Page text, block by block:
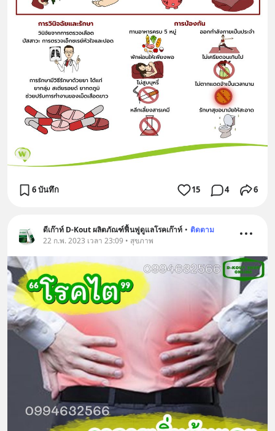
6 บันทึก 15 4 6
ดีเก๊าท์ D-Kout ผลิตภัณฑ์ฟื้นฟูดูแลโรคเก๊าท์ • ติดตาม
22 ก.พ. 2023 เวลา 23:09 • สุขภาพ